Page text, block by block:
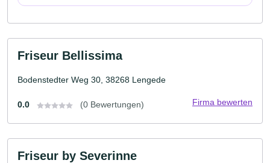
Friseur Bellissima
Bodenstedter Weg 30, 38268 Lengede
0.0 (0 Bewertungen) Firma bewerten
Friseur by Severinne